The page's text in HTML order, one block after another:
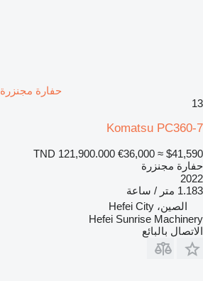
حفارة مجنزرة Komatsu PC360-7
13
Komatsu PC360-7
TND 121,900.000 €36,000 ≈ $41,590
حفارة مجنزرة
2022
1.183 متر / ساعة
الصين، Hefei City
Hefei Sunrise Machinery
الاتصال بالبائع